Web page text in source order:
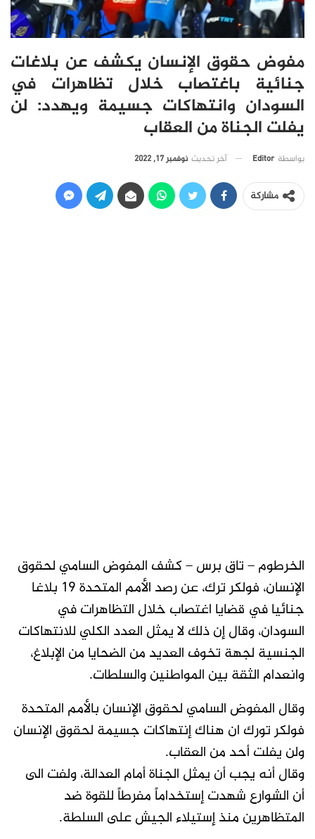
مفوض حقوق الإنسان يكشف عن بلاغات
جنائية باغتصاب خلال تظاهرات في
السودان وانتهاكات جسيمة ويهدد: لن
يفلت الجناة من العقاب
بواسطة Editor آخر تحديث نوفمبر 17, 2022
مشاركة
الخرطوم – تاق برس – كشف المفوض السامي لحقوق
الإنسان، فولكر ترك، عن رصد الأمم المتحدة 19 بلاغا
جنائيا في قضايا اغتصاب خلال التظاهرات في
السودان، وقال إن ذلك لا يمثل العدد الكلي للانتهاكات
الجنسية لجهة تخوف العديد من الضحايا من الإبلاغ،
وانعدام الثقة بين المواطنين والسلطات.
وقال المفوض السامي لحقوق الإنسان بالأمم المتحدة
فولكر تورك ان هناك إنتهاكات جسيمة لحقوق الإنسان
ولن يفلت أحد من العقاب.
وقال أنه يجب أن يمثل الجناة أمام العدالة، ولفت الى
أن الشوارع شهدت إستخداماً مفرطاً للقوة ضد
المتظاهرين منذ إستيلاء الجيش على السلطة.